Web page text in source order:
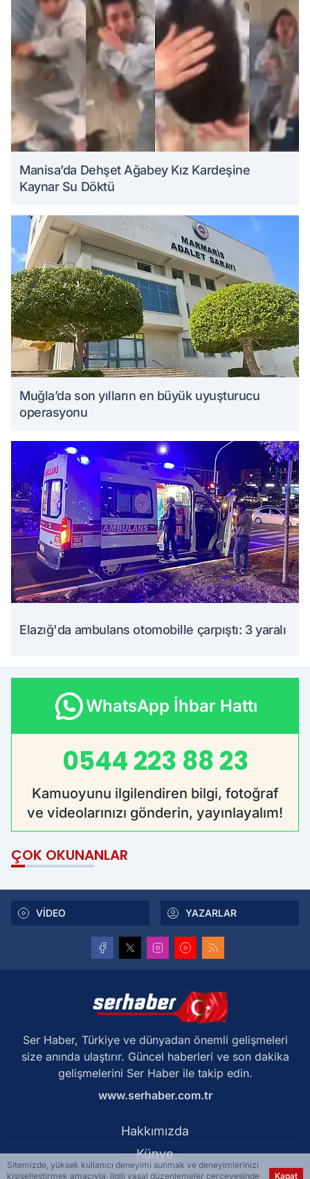
Manisa’da Dehşet Ağabey Kız Kardeşine
Kaynar Su Döktü
Muğla’da son yılların en büyük uyuşturucu
operasyonu
Elazığ'da ambulans otomobille çarpıştı: 3 yaralı
WhatsApp İhbar Hattı
0544 223 88 23
Kamuoyunu ilgilendiren bilgi, fotoğraf
ve videolarınızı gönderin, yayınlayalım!
ÇOK OKUNANLAR
VİDEO YAZARLAR
Ser Haber, Türkiye ve dünyadan önemli gelişmeleri
size anında ulaştırır. Güncel haberleri ve son dakika
gelişmelerini Ser Haber ile takip edin.
www.serhaber.com.tr
Hakkımızda
Künye
Sitemizde, yüksek kullanıcı deneyimi sunmak ve deneyimlerinizi
kişiselleştirmek amacıyla, ilgili yasal düzenlemeler çerçevesinde
Kapat